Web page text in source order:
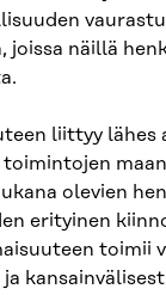
joissa näillä
liittyy lähes
olevien
erityinen
toimii